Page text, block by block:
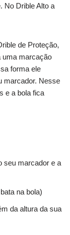
No Drible Alto a
de Proteção,
uma marcação
forma ele
marcador. Nesse
e a bola fica
seu marcador e a
na bola)
da altura da sua